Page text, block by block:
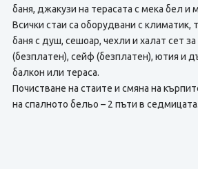
баня, джакузи на терасата с мека бел и
Всички стаи са оборудвани с климатик,
баня с душ, сешоар, чехли и халат сет
(безплатен), сейф (безплатен), ютия и
балкон или тераса.
Почистване на стаите и смяна на
на спалното бельо – 2 пъти в седмицата.